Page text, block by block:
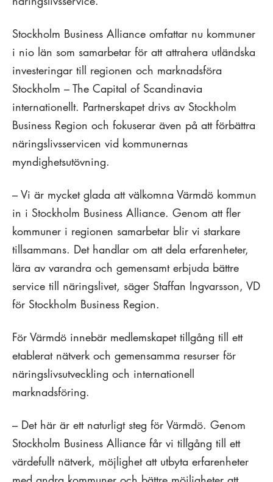
Stockholm Business Alliance omfattar nu kommuner
i nio län som samarbetar för att attrahera utländska
investeringar till regionen och marknadsföra
Stockholm – The Capital of Scandinavia
internationellt. Partnerskapet drivs av Stockholm
Business Region och fokuserar även på att förbättra
näringslivsservicen vid kommunernas
myndighetsutövning.
– Vi är mycket glada att välkomna Värmdö kommun
in i Stockholm Business Alliance. Genom att fler
kommuner i regionen samarbetar blir vi starkare
tillsammans. Det handlar om att dela erfarenheter,
lära av varandra och gemensamt erbjuda bättre
service till näringslivet, säger Staffan Ingvarsson, VD
för Stockholm Business Region.
För Värmdö innebär medlemskapet tillgång till ett
etablerat nätverk och gemensamma resurser för
näringslivsutveckling och internationell
marknadsföring.
– Det här är ett naturligt steg för Värmdö. Genom
Stockholm Business Alliance får vi tillgång till ett
värdefullt nätverk, möjlighet att utbyta erfarenheter